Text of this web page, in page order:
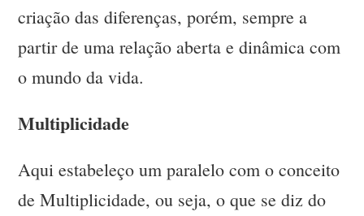
criação das diferenças, porém, sempre a
partir de uma relação aberta e dinâmica com
o mundo da vida.
Multiplicidade
Aqui estabeleço um paralelo com o conceito
de Multiplicidade, ou seja, o que se diz do